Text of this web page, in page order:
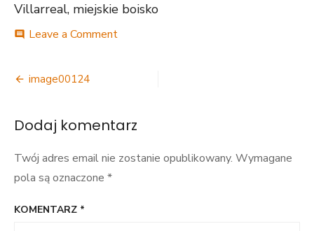
Villarreal, miejskie boisko
comment Leave a Commenton
Nawigacja
image00124
Dodaj komentarz
Twój adres email nie zostanie opublikowany. Wymagane
pola są oznaczone *
KOMENTARZ *